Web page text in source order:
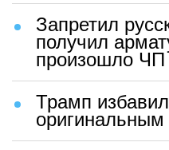
Запретил
получил
произошло ЧП
Трамп